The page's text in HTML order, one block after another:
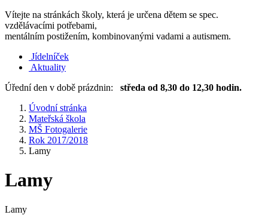
Vítejte na stránkách školy, která je určena dětem se spec.
vzdělávacími potřebami,
mentálním postižením, kombinovanými vadami a autismem.
Jídelníček
Aktuality
Úřední den v době prázdnin: středa od 8,30 do 12,30 hodin.
Úvodní stránka
Mateřská škola
MŠ Fotogalerie
Rok 2017/2018
Lamy
Lamy
Lamy